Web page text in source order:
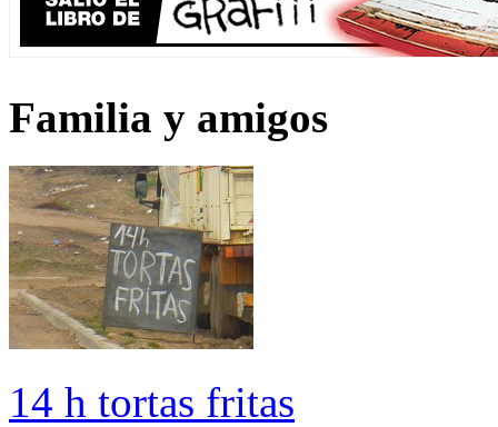
Familia y amigos
14 h tortas fritas